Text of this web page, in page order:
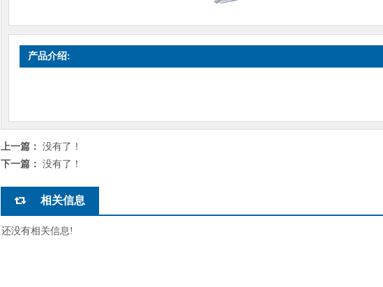
产品介绍:
上一篇： 没有了！
下一篇： 没有了！
相关信息
还没有相关信息!